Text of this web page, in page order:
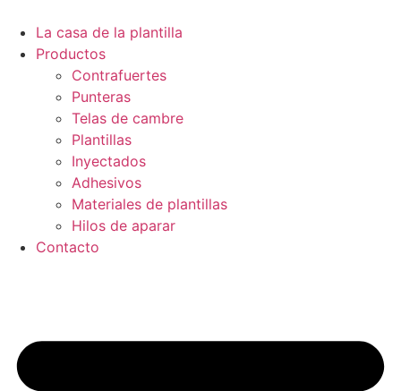
contenido
La casa de la plantilla
Productos
Contrafuertes
Punteras
Telas de cambre
Plantillas
Inyectados
Adhesivos
Materiales de plantillas
Hilos de aparar
Contacto